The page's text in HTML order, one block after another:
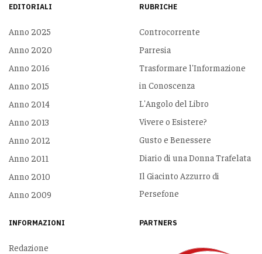
EDITORIALI
Anno 2025
Anno 2020
Anno 2016
Anno 2015
Anno 2014
Anno 2013
Anno 2012
Anno 2011
Anno 2010
Anno 2009
RUBRICHE
Controcorrente
Parresia
Trasformare l'Informazione
in Conoscenza
L'Angolo del Libro
Vivere o Esistere?
Gusto e Benessere
Diario di una Donna Trafelata
Il Giacinto Azzurro di
Persefone
INFORMAZIONI
Redazione
PARTNERS